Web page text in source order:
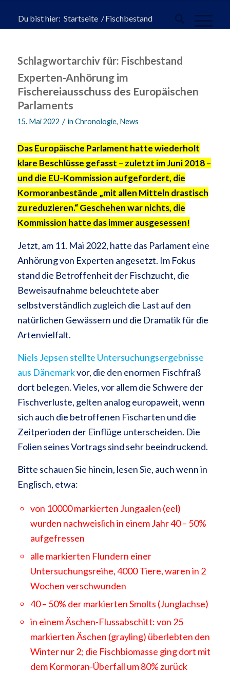
Du bist hier: Startseite / Fischbestand
Schlagwortarchiv für: Fischbestand
Experten-Anhörung im
Fischereiausschuss des Europäischen
Parlaments
15. Mai 2022 / in Chronologie, News
Das Europäische Parlament hatte wiederholt
klare Beschlüsse gefasst – zuletzt im Juni 2018 –
und die EU-Kommission aufgefordert, die
Kormoranbestände „mit allen Mitteln drastisch
zu reduzieren.“ Geschehen war nichts, die
Kommission hatte das immer ausgesessen!
Jetzt, am 11. Mai 2022, hatte das Parlament eine
Anhörung von Experten angesetzt. Im Fokus
stand die Betroffenheit der Fischzucht, die
Beweisaufnahme beleuchtete aber
selbstverständlich zugleich die Last auf den
natürlichen Gewässern und die Dramatik für die
Artenvielfalt.
Niels Jepsen stellte Untersuchungsergebnisse
aus Dänemarkvor, die den enormen Fischfraß
dort belegen. Vieles, vor allem die Schwere der
Fischverluste, gelten analog europaweit, wenn
sich auch die betroffenen Fischarten und die
Zeitperioden der Einflüge unterscheiden. Die
Folien seines Vortrags sind sehr beeindruckend.
Bitte schauen Sie hinein, lesen Sie, auch wenn in
Englisch, etwa:
von 10000 markierten Jungaalen (eel)
wurden nachweislich in einem Jahr 40 – 50%
aufgefressen
alle markierten Flundern einer
Untersuchungsreihe, 4000 Tiere, waren in 2
Wochen verschwunden
40 – 50% der markierten Smolts (Junglachse)
in einem Äschen-Flussabschitt: von 25
markierten Äschen (grayling) überlebten den
Winter nur 2; die Fischbiomasse ging dort mit
dem Kormoran-Überfall um 80% zurück